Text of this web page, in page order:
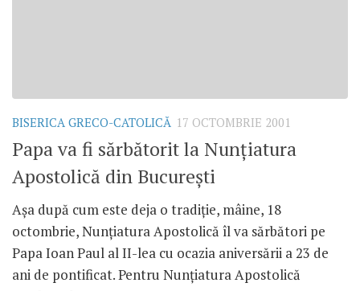
BISERICA GRECO-CATOLICĂ 17 OCTOMBRIE 2001
Papa va fi sărbătorit la Nunţiatura
Apostolică din Bucureşti
Aşa după cum este deja o tradiţie, mâine, 18
octombrie, Nunţiatura Apostolică îl va sărbători pe
Papa Ioan Paul al II-lea cu ocazia aniversării a 23 de
ani de pontificat. Pentru Nunţiatura Apostolică